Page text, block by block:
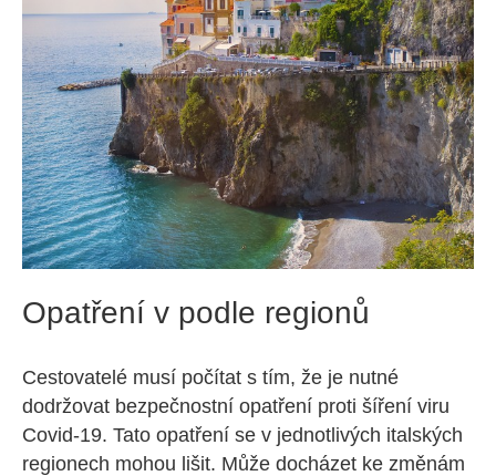
Opatření v podle regionů
Cestovatelé musí počítat s tím, že je nutné
dodržovat bezpečnostní opatření proti šíření viru
Covid-19. Tato opatření se v jednotlivých italských
regionech mohou lišit. Může docházet ke změnám